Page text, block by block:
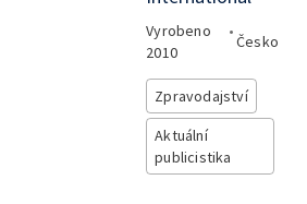
Vyrobeno
2010
•
Česko
Zpravodajství
Aktuální
publicistika